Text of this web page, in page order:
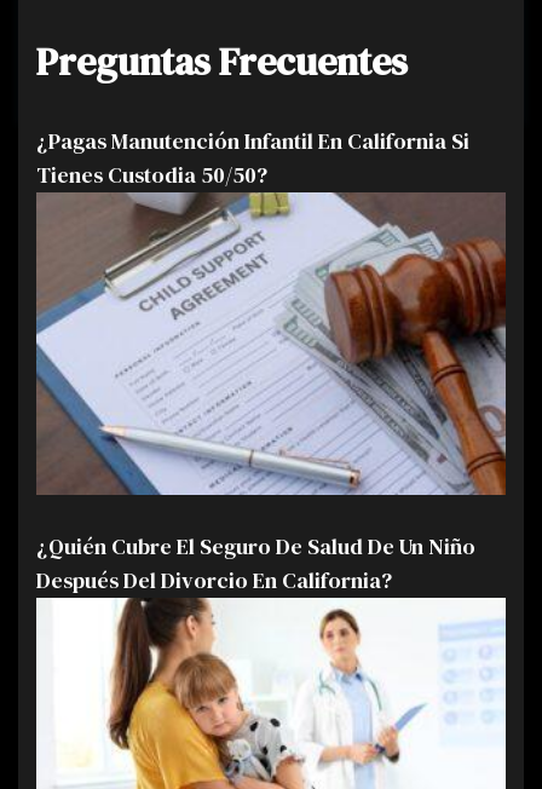
Preguntas Frecuentes
¿Pagas Manutención Infantil En California Si
Tienes Custodia 50/50?
¿Quién Cubre El Seguro De Salud De Un Niño
Después Del Divorcio En California?